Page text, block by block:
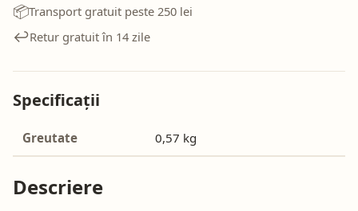
📦Transport gratuit peste 250 lei
↩️Retur gratuit în 14 zile
Specificații
Greutate 0,57 kg
Descriere